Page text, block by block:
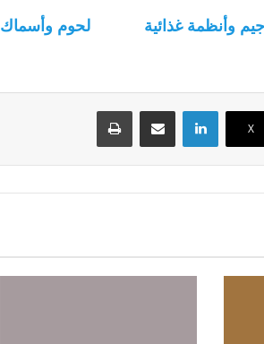
وأنظمة غذائية لحوم وأسماك
‫X
لينكدإن